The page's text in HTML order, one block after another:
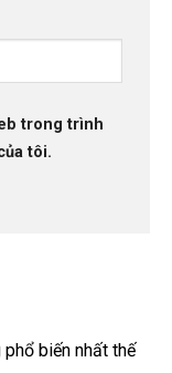
biến nhất thế
trong trình
tôi.